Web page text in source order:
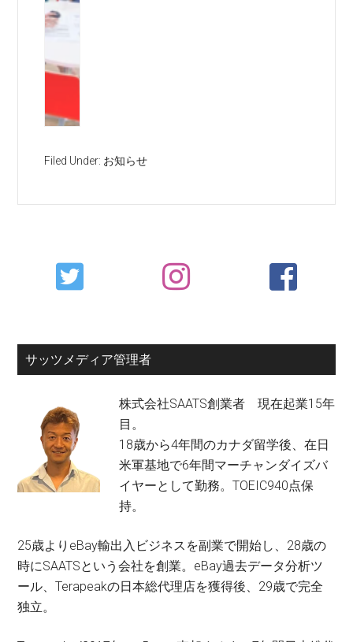
Filed Under: お知らせ
Primary
Sidebar
サッツメディア管理者
株式会社SAATS創業者 現在起業15年
目。
18歳から4年間のカナダ留学後、在日
米軍基地で6年間マーチャンダイズバ
イヤーとして勤務。TOEIC940点保
持。
25歳よりeBay輸出入ビジネスを副業で開始し、28歳の
時にSAATSという会社を創業。eBay過去データ分析ツ
ール、Terapeakの日本総代理店を獲得後、29歳で完全
独立。